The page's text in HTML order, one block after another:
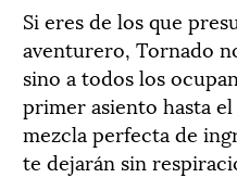
Si eres de los que
aventurero, Tornado
sino a todos los
primer asiento hasta
mezcla perfecta de
te dejarán sin